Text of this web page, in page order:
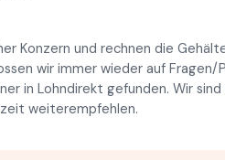
Konzern und rechnen die
wir immer wieder auf Fragen/
in Lohndirekt gefunden. Wir
weiterempfehlen.